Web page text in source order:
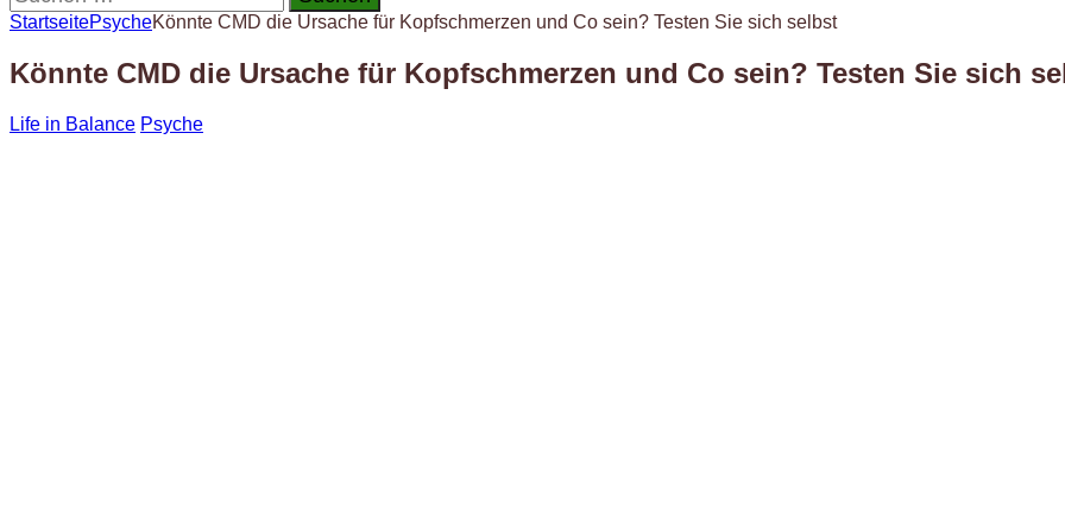
nach:
StartseitePsycheKönnte CMD die Ursache für Kopfschmerzen und Co sein? Testen Sie sich selbst
Könnte CMD die Ursache für Kopfschmerzen und Co sein? Testen Sie sich
Life in Balance Psyche